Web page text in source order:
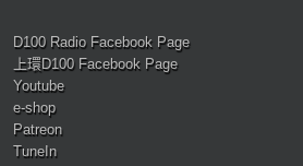
D100 Radio Facebook Page
上環D100 Facebook Page
Youtube
e-shop
Patreon
TuneIn